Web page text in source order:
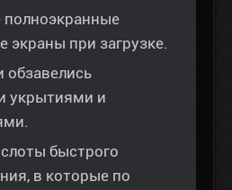
экраны при загрузке.
обзавелись
укрытиями и
быстрого
в которые по